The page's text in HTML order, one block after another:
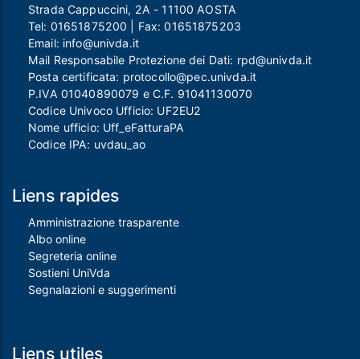
Strada Cappuccini, 2A - 11100 AOSTA
Tel: 01651875200 | Fax:01651875203
Email: info@univda.it
Mail Responsabile Protezione dei Dati: rpd@univda.it
Posta certificata: protocollo@pec.univda.it
P.IVA 01040890079 e C.F. 91041130070
Codice Univoco Ufficio: UF2EU2
Nome ufficio: Uff_eFatturaPA
Codice IPA: uvdau_ao
Liens rapides
Amministrazione trasparente
Albo online
Segreteria online
Sostieni UniVda
Segnalazioni e suggerimenti
Liens utiles